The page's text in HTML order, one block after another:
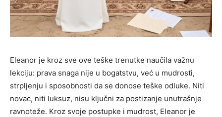
Eleanor je kroz sve ove teške trenutke naučila važnu
lekciju: prava snaga nije u bogatstvu, već u mudrosti,
strpljenju i sposobnosti da se donose teške odluke. Niti
novac, niti luksuz, nisu ključni za postizanje unutrašnje
ravnoteže. Kroz svoje postupke i mudrost, Eleanor je